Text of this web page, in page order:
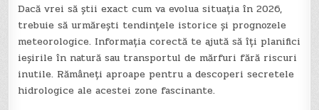
Dacă vrei să știi exact cum va evolua situația în 2026,
trebuie să urmărești tendințele istorice și prognozele
meteorologice. Informația corectă te ajută să îți planifici
ieșirile în natură sau transportul de mărfuri fără riscuri
inutile. Rămâneți aproape pentru a descoperi secretele
hidrologice ale acestei zone fascinante.